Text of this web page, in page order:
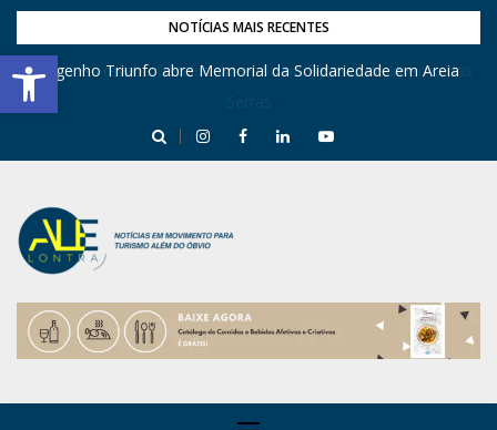
Barra de Ferramentas Aberta
NOTÍCIAS MAIS RECENTES
Engenho Triunfo abre Memorial da Solidariedade em Areia